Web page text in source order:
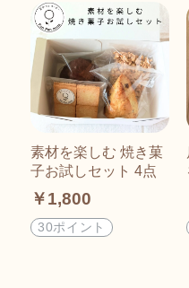
素材を楽しむ 焼き菓
子お試しセット 4点
￥1,800
30ポイント